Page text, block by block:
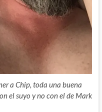
a Chip, toda una buena
el suyo y no con el de Mark